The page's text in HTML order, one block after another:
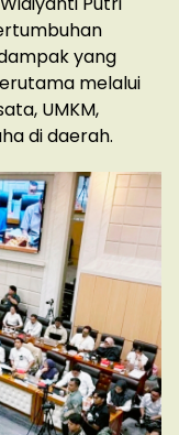
yang
melalui
UMKM,
di daerah.